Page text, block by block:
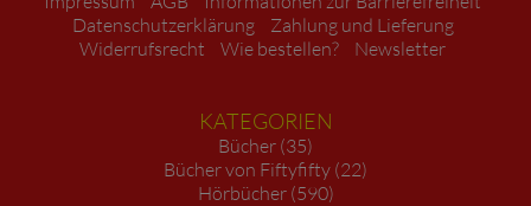
Datenschutzerklärung
Zahlung und Lieferung
Widerrufsrecht
Wie bestellen? Newsletter
KATEGORIEN
Bücher (35)
Bücher von Fiftyfifty (22)
Hörbücher (590)